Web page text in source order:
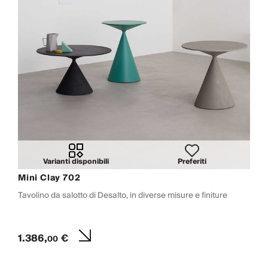
Varianti disponibili Preferiti
Mini Clay 702
Tavolino da salotto di Desalto, in diverse misure e finiture
1.386,00€